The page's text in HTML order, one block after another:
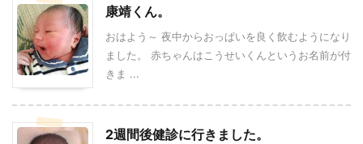
康靖くん。
おはよう～ 夜中からおっぱいを良く飲むようになり
ました。 赤ちゃんはこうせいくんというお名前が付
きま ...
2週間後健診に行きました。